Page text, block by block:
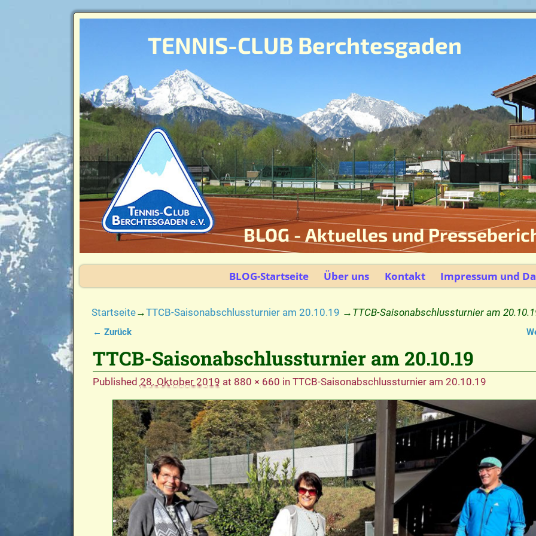
TENNIS-CLUB Berchtesgaden
BLOG - Aktuelles und
BLOG-Startseite Über uns Kontakt Impressum und
Startseite→TTCB-Saisonabschlussturnier am 20.10.19 → TTCB-Saisonabschlussturnier am
← Zurück
TTCB-Saisonabschlussturnier am 20.10.19
Published 28. Oktober 2019 at 880 × 660 in TTCB-Saisonabschlussturnier am 20.10.19